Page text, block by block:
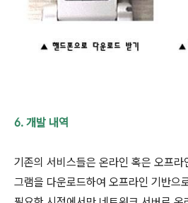
6. 개발 내역
기존의 서비스들은 온라인 혹은 오프
그램을 다운로드하여 오프라인 기반으